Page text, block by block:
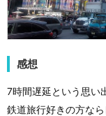
感想
7時間遅延という思い
鉄道旅行好きの方なら